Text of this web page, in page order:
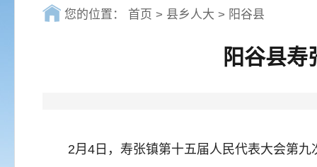
您的位置： 首页 > 县乡人大 > 阳谷县
阳谷县
2月4日，寿张镇第十五届人民代表大会第九